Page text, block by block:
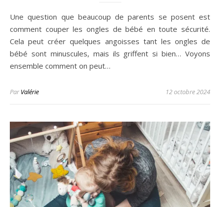
Une question que beaucoup de parents se posent est
comment couper les ongles de bébé en toute sécurité.
Cela peut créer quelques angoisses tant les ongles de
bébé sont minuscules, mais ils griffent si bien… Voyons
ensemble comment on peut…
ParValérie 12 octobre 2024